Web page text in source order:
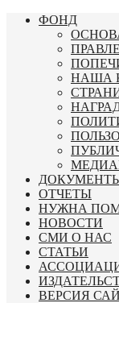
Перейти
содержимому
ФОНД
НАША
ОТЧЕТЫ
НУЖНА
НОВОСТИ
СМИ О НАС
СТАТЬИ
ВЕРСИЯ